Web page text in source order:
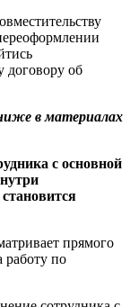
договору об
в материалах
с основной
прямого
работу по